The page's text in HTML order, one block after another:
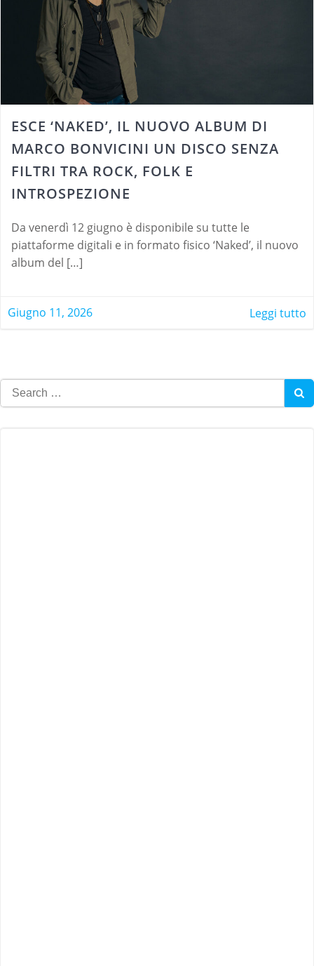
ESCE ‘NAKED’, IL NUOVO ALBUM DI
MARCO BONVICINI UN DISCO SENZA
FILTRI TRA ROCK, FOLK E
INTROSPEZIONE
Da venerdì 12 giugno è disponibile su tutte le
piattaforme digitali e in formato fisico ‘Naked’, il nuovo
album del […]
Giugno 11, 2026 Leggi tutto
Search
for: